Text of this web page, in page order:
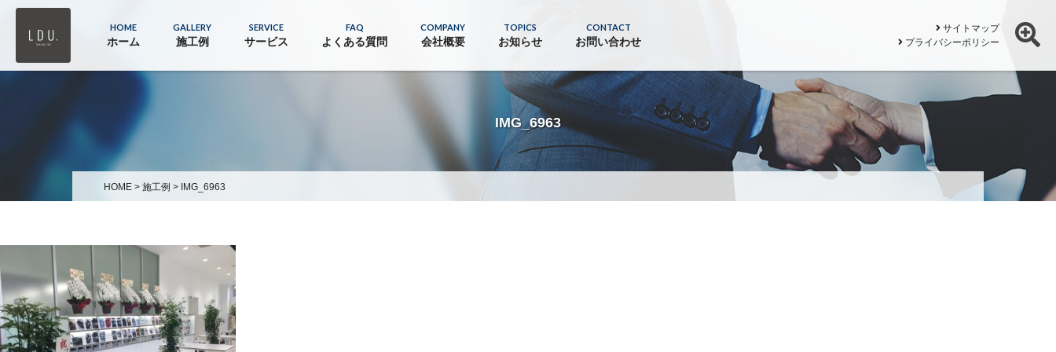
HOME
ホーム
GALLERY
施工例
SERVICE
サービス
FAQ
よくある質問
COMPANY
会社概要
TOPICS
お知らせ
CONTACT
お問い合わせ
サイトマップ
プライバシーポリシー
IMG_6963
HOME > 施工例 > IMG_6963